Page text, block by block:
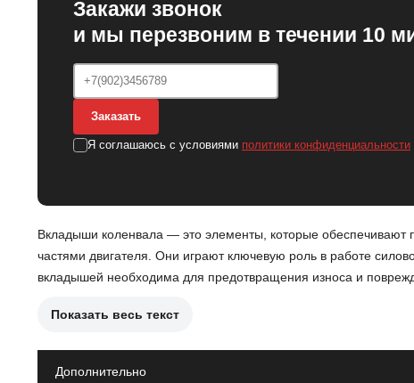
Закажи звонок
и мы перезвоним в течении 10
Заказать
Я соглашаюсь с условиями политики конфиденциальности
Вкладыши коленвала — это элементы, которые
частями двигателя. Они играют ключевую роль в работе
вкладышей необходима для предотвращения износа и
Процедура замены вкладышей включает несколько этапов:
Показать весь текст
Дополнительно